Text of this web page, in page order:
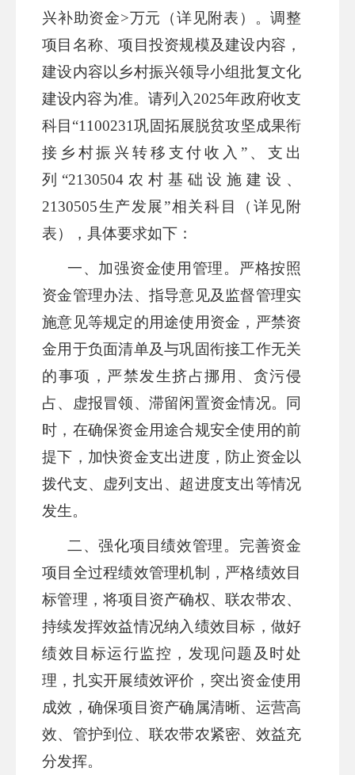
兴补助资金>万元（详见附表）
。调整
项目名称、项目投资规模及建设内容，
建设内容以乡村振兴领导小组批复文化
建设内容为准。请列入 2025年政府收支
科目“1100231巩固拓展脱贫攻坚成果衔
接乡村振兴转移支付收入”、支出
列“2130504农村基础设施建设、
2130505生产发展”相关科目
（详见附
表）
， 具体要求如下：
一、 加强资金使用管理。
严格按照
资金管理办法、指导意见及监督管理实
施意见等规定的用途使用资金，严禁资
金用于负面清单及与巩固衔接工作无关
的事项，严禁发生挤占挪用、贪污侵
占、虚报冒领、滞留闲置资金情况。同
时，在确保资金用途合规安全使用的前
提下，加快资金支出进度，防止资金以
拨代支、虚列支出、超进度支出等情况
发生。
二、强化项目绩效管理。 完善资金
项目全过程绩效管理机制，严格绩效目
标管理，将项目资产确权、联农带农、
持续发挥效益情况纳入绩效目标，做好
绩效目标运行监控，发现问题及时处
理，扎实开展绩效评价，突出资金使用
成效，确保项目资产确属清晰、运营高
效、管护到位、联农带农紧密、效益充
分发挥。